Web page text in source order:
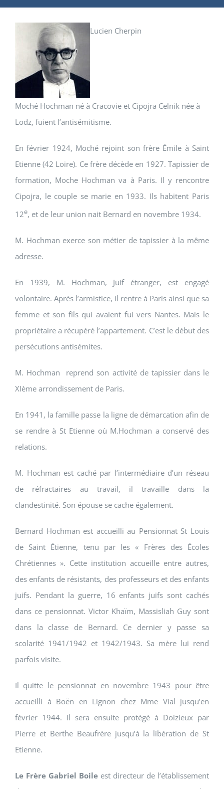
Lucien Cherpin
Moché Hochman né à Cracovie et Cipojra Celnik née à
Lodz, fuient l’antisémitisme.
En février 1924, Moché rejoint son frère Émile à Saint
Etienne (42 Loire). Ce frère décède en 1927. Tapissier de
formation, Moche Hochman va à Paris. Il y rencontre
Cipojra, le couple se marie en 1933. Ils habitent Paris
12e, et de leur union nait Bernard en novembre 1934.
M. Hochman exerce son métier de tapissier à la même
adresse.
En 1939, M. Hochman, Juif étranger, est engagé
volontaire. Après l’armistice, il rentre à Paris ainsi que sa
femme et son fils qui avaient fui vers Nantes. Mais le
propriétaire a récupéré l’appartement. C’est le début des
persécutions antisémites.
M. Hochman reprend son activité de tapissier dans le
XIème arrondissement de Paris.
En 1941, la famille passe la ligne de démarcation afin de
se rendre à St Etienne où M.Hochman a conservé des
relations.
M. Hochman est caché par l’intermédiaire d’un réseau
de réfractaires au travail, il travaille dans la
clandestinité. Son épouse se cache également.
Bernard Hochman est accueilli au Pensionnat St Louis
de Saint Étienne, tenu par les « Frères des Écoles
Chrétiennes ». Cette institution accueille entre autres,
des enfants de résistants, des professeurs et des enfants
juifs. Pendant la guerre, 16 enfants juifs sont cachés
dans ce pensionnat. Victor Khaïm, Massisliah Guy sont
dans la classe de Bernard. Ce dernier y passe sa
scolarité 1941/1942 et 1942/1943. Sa mère lui rend
parfois visite.
Il quitte le pensionnat en novembre 1943 pour être
accueilli à Boën en Lignon chez Mme Vial jusqu’en
février 1944. Il sera ensuite protégé à Doizieux par
Pierre et Berthe Beaufrère jusqu’à la libération de St
Etienne.
Le Frère Gabriel Boile est directeur de l’établissement